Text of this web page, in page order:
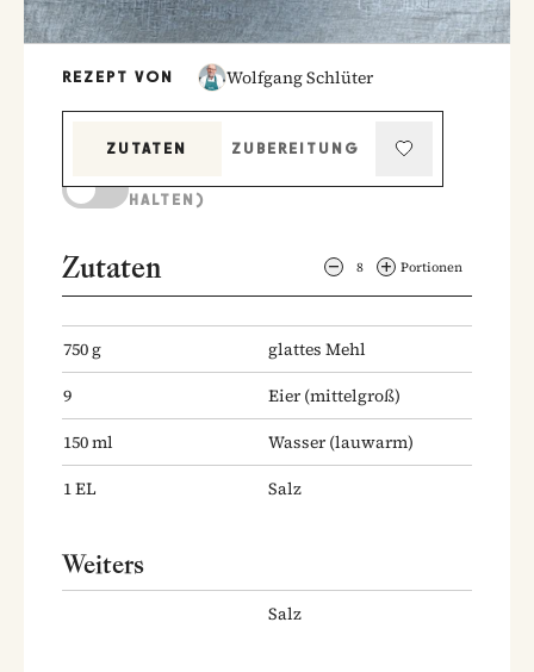
REZEPT VON Wolfgang Schlüter
ZUTATEN
ZUBEREITUNG
HALTEN)
Zutaten 8 Portionen
750g
glattes Mehl
9
Eier (mittelgroß)
150ml Wasser (lauwarm)
1EL Salz
Weiters
Salz